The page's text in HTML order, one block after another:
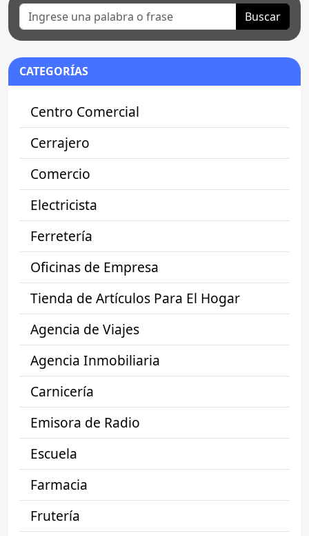
Buscar
CATEGORÍAS
Centro Comercial
Cerrajero
Comercio
Electricista
Ferretería
Oficinas de Empresa
Tienda de Artículos Para El Hogar
Agencia de Viajes
Agencia Inmobiliaria
Carnicería
Emisora de Radio
Escuela
Farmacia
Frutería